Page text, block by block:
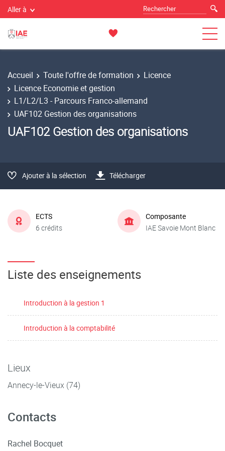
Aller à
Accueil Toute l'offre de formation
Licence
Licence Economie et gestion
L1/L2/L3 - Parcours Franco-allemand
UAF102 Gestion des organisations
UAF102 Gestion des organisations
Ajouter à la sélection Télécharger
ECTS
6 crédits
Composante
IAE Savoie Mont Blanc
Liste des enseignements
Introduction à la gestion 1
Introduction à la comptabilité
Lieux
Annecy-le-Vieux (74)
Contacts
Rachel Bocquet